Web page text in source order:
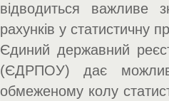
відводиться важливе
рахунків у статистичну
Єдиний державний
(ЄДРПОУ) дає
обмеженому колу